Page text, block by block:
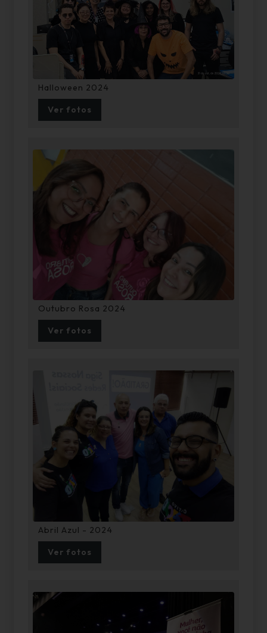
Halloween 2024
Ver fotos
Outubro Rosa 2024
Ver fotos
Abril Azul - 2024
Ver fotos